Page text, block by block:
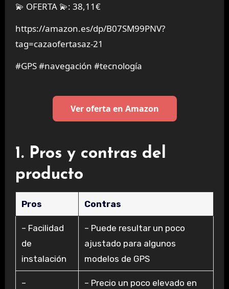
💫 OFERTA 💫: 38,11€
https://amazon.es/dp/B07SM99PNV?
tag=cazaofertasaz-21
#GPS #navegación #tecnología
Ver oferta en Amazon
1. Pros y contras del
producto
Pros Contras
– Facilidad
de
instalación
– Puede resultar un poco
ajustado para algunos
modelos de GPS
–
– Precio un poco elevado en